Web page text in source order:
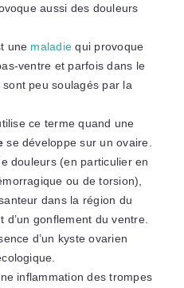
aussi des douleurs
une maladie qui provoque
ventre et parfois dans le
peu soulagés par la
ce terme quand une
se développe sur un ovaire.
douleurs (en particulier en
ou de torsion),
dans la région du
gonflement du ventre.
d’un kyste ovarien
inflammation des trompes